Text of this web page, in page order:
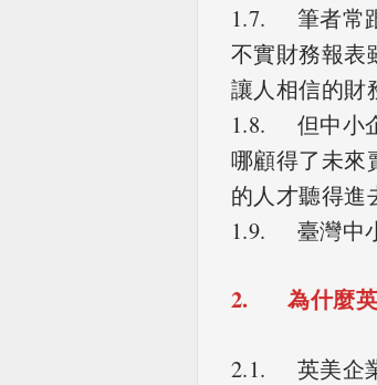
1.7. 筆者常
不實財務報表
讓人相信的財
1.8. 但中小
哪顧得了未來
的人才聽得進
1.9. 臺灣中
2. 為什麼英
2.1. 英美企